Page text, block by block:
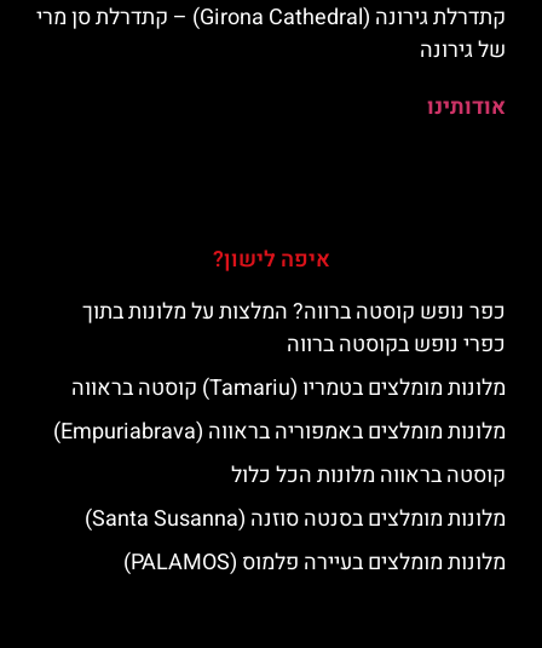
קתדרלת גירונה (Girona Cathedral) – קתדרלת סן מרי
של גירונה
אודותינו
איפה לישון?
כפר נופש קוסטה ברווה? המלצות על מלונות בתוך
כפרי נופש בקוסטה ברווה
מלונות מומלצים בטמריו (Tamariu) קוסטה בראווה
מלונות מומלצים באמפוריה בראווה (Empuriabrava)
קוסטה בראווה מלונות הכל כלול
מלונות מומלצים בסנטה סוזנה (Santa Susanna)
מלונות מומלצים בעיירה פלמוס (PALAMOS)